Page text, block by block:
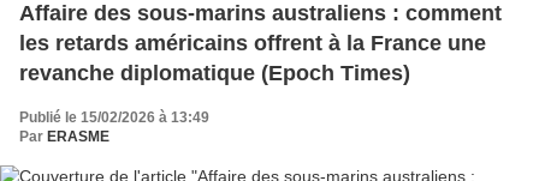
Affaire des sous-marins australiens : comment
les retards américains offrent à la France une
revanche diplomatique (Epoch Times)
Publié le 15/02/2026 à 13:49
Par ERASME